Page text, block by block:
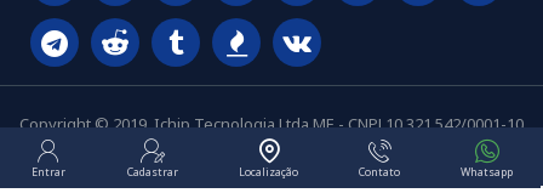
Copyright © 2019, Ichip Tecnologia Ltda ME - CNPJ 10.321.542/0001-10
Entrar Cadastrar Localização Contato Whatsapp